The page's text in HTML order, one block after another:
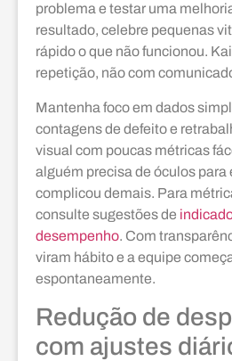
problema e testar uma
resultado, celebre pequenas
rápido o que não funcionou.
repetição, não com
Mantenha foco em dados
contagens de defeito e
visual com poucas métricas
alguém precisa de óculos para
complicou demais. Para
consulte sugestões de
desempenho. Com
viram hábito e a equipe
espontaneamente.
Redução de
com ajustes